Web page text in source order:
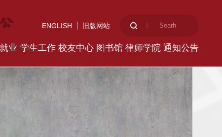
ENGLISH 旧版网站
业 学生工作 校友中心 图书馆 律师学院 通知公告